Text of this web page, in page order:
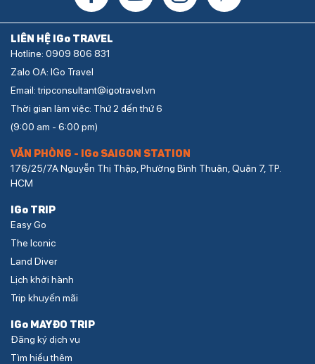
LIÊN HỆ IGo TRAVEL
Hotline: 0909 806 831
Zalo OA: IGo Travel
Email: tripconsultant@igotravel.vn
Thời gian làm việc: Thứ 2 đến thứ 6
(9:00 am - 6:00 pm)
VĂN PHÒNG - IGo SAIGON STATION
176/25/7A Nguyễn Thị Thập, Phường Bình Thuận, Quận 7, TP.
HCM
IGo TRIP
Easy Go
The Iconic
Land Diver
Lịch khởi hành
Trip khuyến mãi
IGo MAYĐO TRIP
Đăng ký dịch vụ
Tìm hiểu thêm